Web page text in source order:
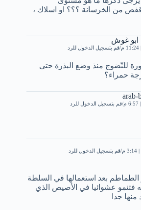
من الخرسانة ؟؟؟ او اسلاك ،
ابو غوش
قم بتسجيل الدخول للرد
للنّضوج منذ وضع البذرة حتى
حمراء؟
arab-
قم بتسجيل الدخول للرد
قم بتسجيل الدخول للرد
الطماطم بعد استعمالها في السلطة
فتنمو عشوائيا في الأصيص الذي
منها جدا